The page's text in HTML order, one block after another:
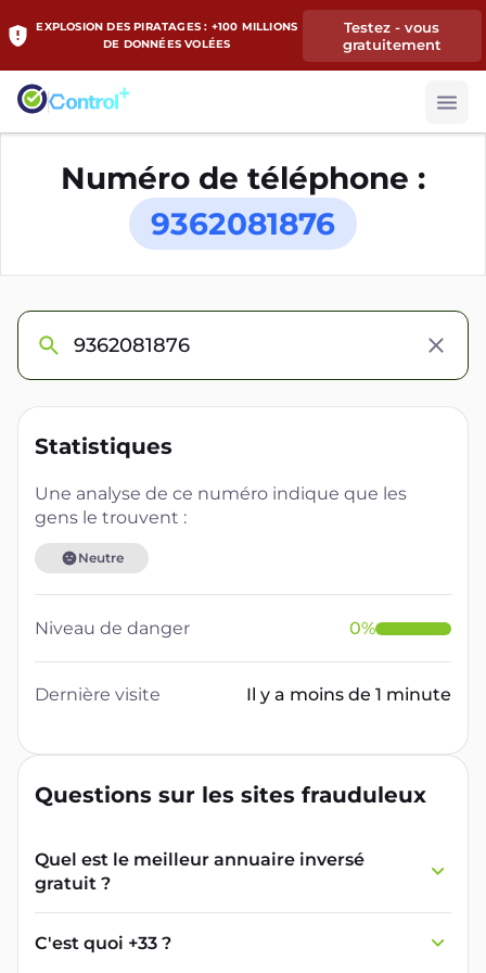
EXPLOSION DES PIRATAGES : +100 MILLIONS
DE DONNÉES VOLÉES
Testez - vous
gratuitement
Numéro de téléphone :
9362081876
Statistiques
Une analyse de ce numéro indique que les
gens le trouvent :
Neutre
Niveau de danger 0%
Dernière visite Il y a moins de 1 minute
Questions sur les sites frauduleux
Quel est le meilleur annuaire inversé
gratuit ?
France Verif inclut une fonctionnalité de
recherche de numéro inversée qui est efficace
et gratuite pour identifier les appelants
C'est quoi +33 ?
L'indicatif +33 est le code téléphonique